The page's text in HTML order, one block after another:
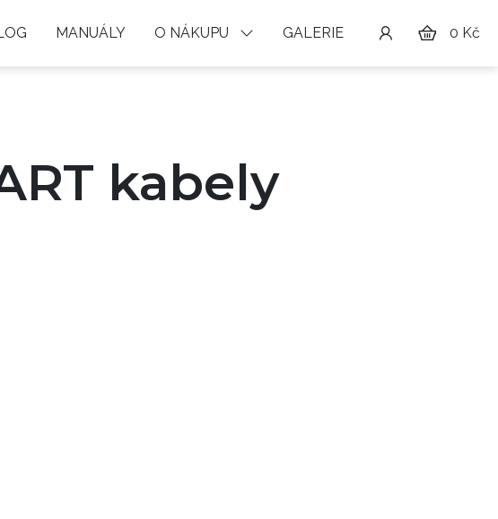
MANUÁLY O NÁKUPU GALERIE 0 Kč
kabely